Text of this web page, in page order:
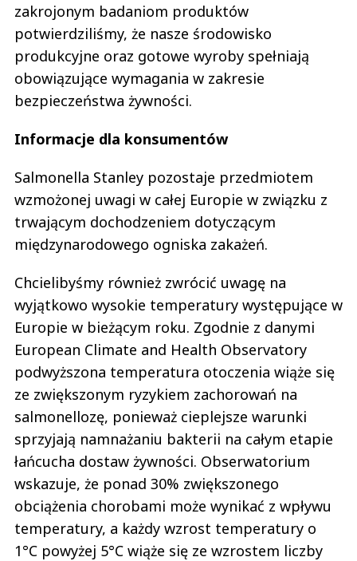
zakrojonym badaniom produktów
potwierdziliśmy, że nasze środowisko
produkcyjne oraz gotowe wyroby spełniają
obowiązujące wymagania w zakresie
bezpieczeństwa żywności.
Informacje dla konsumentów
Salmonella Stanley pozostaje przedmiotem
wzmożonej uwagi w całej Europie w związku z
trwającym dochodzeniem dotyczącym
międzynarodowego ogniska zakażeń.
Chcielibyśmy również zwrócić uwagę na
wyjątkowo wysokie temperatury występujące w
Europie w bieżącym roku. Zgodnie z danymi
European Climate and Health Observatory
podwyższona temperatura otoczenia wiąże się
ze zwiększonym ryzykiem zachorowań na
salmonellozę, ponieważ cieplejsze warunki
sprzyjają namnażaniu bakterii na całym etapie
łańcucha dostaw żywności. Obserwatorium
wskazuje, że ponad 30% zwiększonego
obciążenia chorobami może wynikać z wpływu
temperatury, a każdy wzrost temperatury o
1°C powyżej 5°C wiąże się ze wzrostem liczby